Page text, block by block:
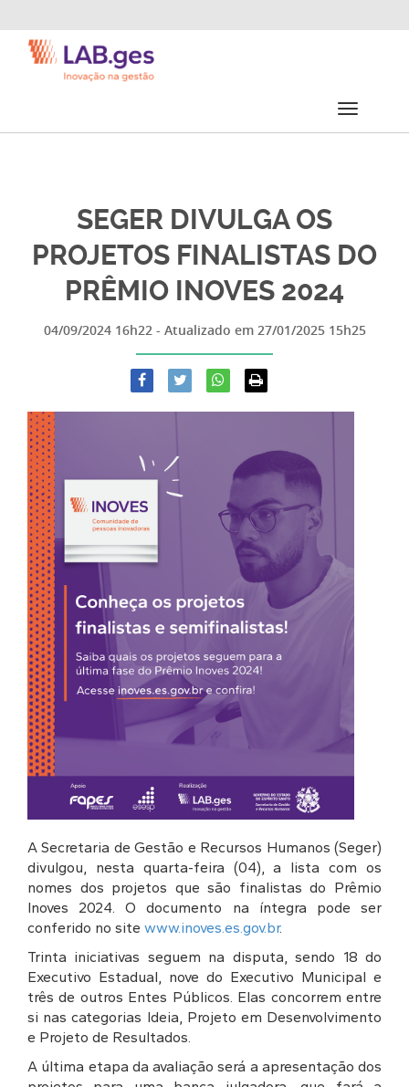
SEGER DIVULGA OS
PROJETOS FINALISTAS DO
PRÊMIO INOVES 2024
04/09/2024 16h22 - Atualizado em 27/01/2025 15h25
A Secretaria de Gestão e Recursos Humanos (Seger)
divulgou, nesta quarta-feira (04), a lista com os
nomes dos projetos que são finalistas do Prêmio
Inoves 2024. O documento na íntegra pode ser
conferido no site www.inoves.es.gov.br.
Trinta iniciativas seguem na disputa, sendo 18 do
Executivo Estadual, nove do Executivo Municipal e
três de outros Entes Públicos. Elas concorrem entre
si nas categorias Ideia, Projeto em Desenvolvimento
e Projeto de Resultados.
A última etapa da avaliação será a apresentação dos